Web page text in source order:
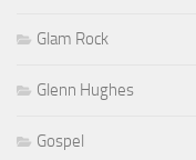
Glam Rock
Glenn Hughes
Gospel